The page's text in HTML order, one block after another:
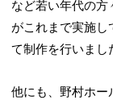
など若い年代の方
がこれまで実施し
て制作を行いまし
他にも、野村ホー